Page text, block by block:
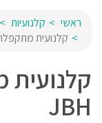
ראשי קלנועיות
קלנועית
JBH